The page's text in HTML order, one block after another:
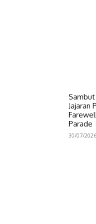
Jajaran
Parade
30/07/2026